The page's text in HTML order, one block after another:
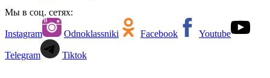
Мы в соц. сетях:
Instagram Odnoklassniki Facebook Youtube
Telegram Tiktok